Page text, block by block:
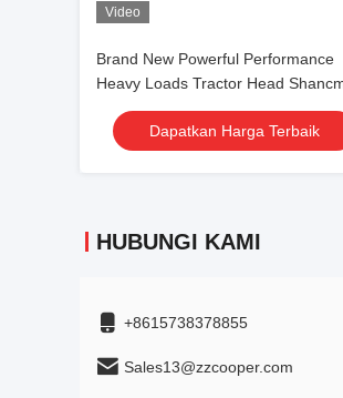
Video
Brand New Powerful Performance
Heavy Loads Tractor Head
480hp 6-Cylinders Yuchai Engine
Dapatkan Harga Terbaik
HUBUNGI KAMI
+8615738378855
Sales13@zzcooper.com